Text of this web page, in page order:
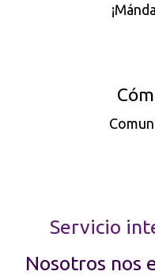
Servicio
Nosotros nos